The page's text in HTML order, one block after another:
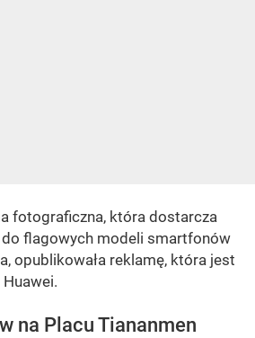
fotograficzna, która dostarcza
flagowych modeli smartfonów
opublikowała reklamę, która jest
na Placu Tiananmen